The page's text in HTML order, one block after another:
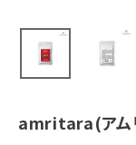
カテゴリーから探す
美容・コスメ・香水
衛生用品
amritara(アム